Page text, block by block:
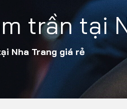
trần tại
Nha Trang giá rẻ